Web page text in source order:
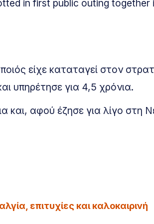
in first public outing together
είχε καταταγεί στον
υπηρέτησε για 4,5 χρόνια.
και, αφού έζησε για λίγο στη
επιτυχίες και καλοκαιρινή